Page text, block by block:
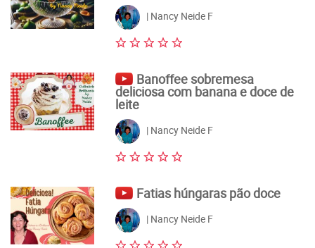
| Nancy Neide F
Banoffee sobremesa
deliciosa com banana e doce de
leite
| Nancy Neide F
Fatias húngaras pão doce
| Nancy Neide F